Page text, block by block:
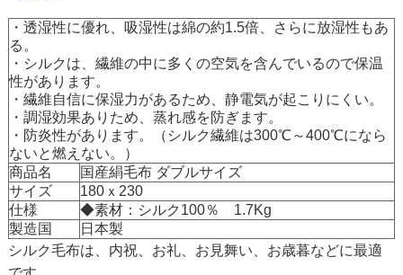
・透湿性に優れ、吸湿性は綿の約1.5倍、さらに放湿性もあ
る。
・シルクは、繊維の中に多くの空気を含んでいるので保温
性があります。
・繊維自信に保湿力があるため、静電気が起こりにくい。
・調湿効果ありため、蒸れ感を防ぎます。
・防炎性があります。（シルク繊維は300℃～400℃になら
ないと燃えない。）
商品名
国産絹毛布 ダブルサイズ
サイズ
180ｘ230
仕様
◆素材：シルク100％ 1.7Kg
製造国
日本製
シルク毛布は、内祝、お礼、お見舞い、お歳暮などに最適